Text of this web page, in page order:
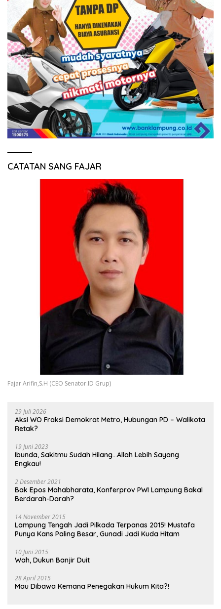
CATATAN SANG FAJAR
Fajar Arifin,S.H (CEO Senator.ID Grup)
29 Juli 2026
Aksi WO Fraksi Demokrat Metro, Hubungan PD – Walikota
Retak?
19 Juni 2023
Ibunda, Sakitmu Sudah Hilang…Allah Lebih Sayang
Engkau!
2 Desember 2021
Bak Epos Mahabharata, Konferprov PWI Lampung Bakal
Berdarah-Darah?
14 November 2015
Lampung Tengah Jadi Pilkada Terpanas 2015! Mustafa
Punya Kans Paling Besar, Gunadi Jadi Kuda Hitam
10 Juni 2015
Wah, Dukun Banjir Duit
28 April 2015
Mau Dibawa Kemana Penegakan Hukum Kita?!